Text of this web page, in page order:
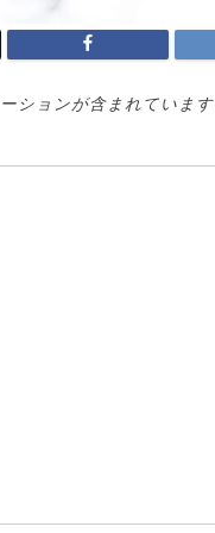
ーションが含まれていま